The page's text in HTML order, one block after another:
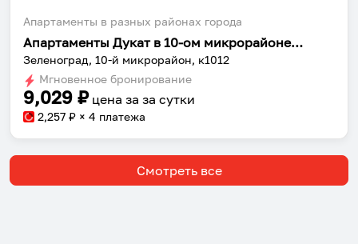
Апартаменты в разных районах города
Апартаменты Дукат в 10-ом микрорайоне к1012
Зеленоград, 10-й микрорайон, к1012
Мгновенное бронирование
9,029 ₽ цена за за сутки
2,257 ₽ × 4 платежа
Смотреть все